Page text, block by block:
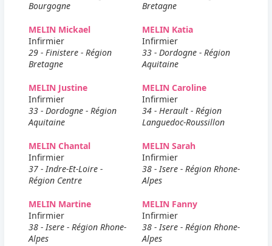
Bourgogne
Bretagne
MELIN Mickael
Infirmier
29 - Finistere - Région
Bretagne
MELIN Katia
Infirmier
33 - Dordogne - Région
Aquitaine
MELIN Justine
Infirmier
33 - Dordogne - Région
Aquitaine
MELIN Caroline
Infirmier
34 - Herault - Région
Languedoc-Roussillon
MELIN Chantal
Infirmier
37 - Indre-Et-Loire -
Région Centre
MELIN Sarah
Infirmier
38 - Isere - Région Rhone-
Alpes
MELIN Martine
Infirmier
38 - Isere - Région Rhone-
Alpes
MELIN Fanny
Infirmier
38 - Isere - Région Rhone-
Alpes